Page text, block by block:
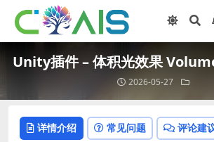
Unity插件 – 体积光效果
2026-05-27
详情介绍 常见问题 评论建